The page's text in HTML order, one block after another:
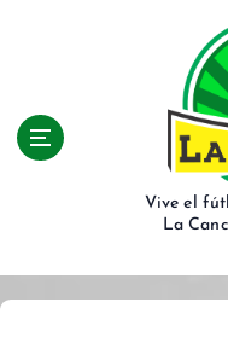
Vive el
La